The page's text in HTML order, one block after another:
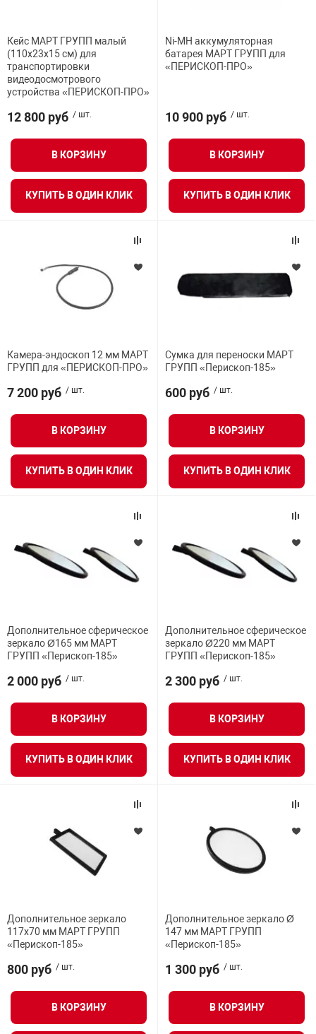
Пульты
Термокожухи
Термошкафы
оборудование
оборудование
Торговые весы
Фасовочные
решения
безопасность
установки
управления
Шлагбаумы
Шлюзовые
Электронные
и аналитики
объектов
экипировка
автомобили
Оборудования
Рукава
Сигнально-
Средства
дыхания
Стволы
Узлы
Установки
Щиты
Оповещатели
Оповещатели
Посты
Приборы
Системы
Система
Кейс МАРТ ГРУПП малый
(110х23х15 см) для
транспортировки
видеодосмотрового
устройства «ПЕРИСКОП-ПРО»
12 800 руб / шт.
В КОРЗИНУ
КУПИТЬ В ОДИН КЛИК
Ni-MH аккумуляторная
батарея МАРТ ГРУПП для
«ПЕРИСКОП-ПРО»
10 900 руб / шт.
В КОРЗИНУ
КУПИТЬ В ОДИН КЛИК
Камера-эндоскоп 12 мм МАРТ
ГРУПП для «ПЕРИСКОП-ПРО»
7 200 руб / шт.
В КОРЗИНУ
КУПИТЬ В ОДИН КЛИК
Сумка для переноски МАРТ
ГРУПП «Перископ-185»
600 руб / шт.
В КОРЗИНУ
КУПИТЬ В ОДИН КЛИК
Дополнительное сферическое
зеркало Ø165 мм МАРТ
ГРУПП «Перископ-185»
2 000 руб / шт.
В КОРЗИНУ
КУПИТЬ В ОДИН КЛИК
Дополнительное сферическое
зеркало Ø220 мм МАРТ
ГРУПП «Перископ-185»
2 300 руб / шт.
В КОРЗИНУ
КУПИТЬ В ОДИН КЛИК
Дополнительное зеркало
117x70 мм МАРТ ГРУПП
«Перископ-185»
800 руб / шт.
В КОРЗИНУ
Дополнительное зеркало Ø
147 мм МАРТ ГРУПП
«Перископ-185»
1 300 руб / шт.
В КОРЗИНУ